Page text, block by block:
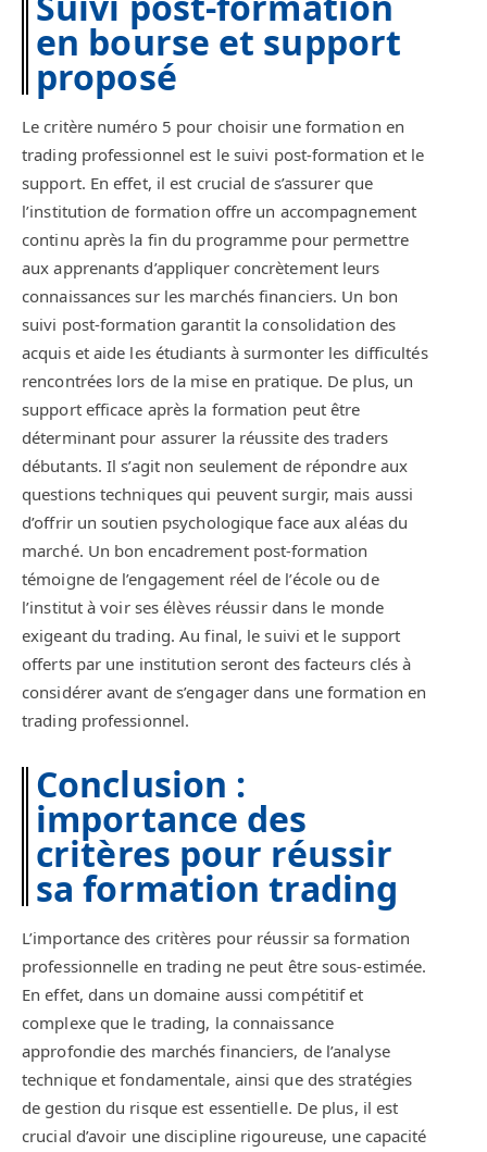
en bourse et support
proposé
Le critère numéro 5 pour choisir une formation en
trading professionnel est le suivi post-formation et le
support. En effet, il est crucial de s’assurer que
l’institution de formation offre un accompagnement
continu après la fin du programme pour permettre
aux apprenants d’appliquer concrètement leurs
connaissances sur les marchés financiers. Un bon
suivi post-formation garantit la consolidation des
acquis et aide les étudiants à surmonter les difficultés
rencontrées lors de la mise en pratique. De plus, un
support efficace après la formation peut être
déterminant pour assurer la réussite des traders
débutants. Il s’agit non seulement de répondre aux
questions techniques qui peuvent surgir, mais aussi
d’offrir un soutien psychologique face aux aléas du
marché. Un bon encadrement post-formation
témoigne de l’engagement réel de l’école ou de
l’institut à voir ses élèves réussir dans le monde
exigeant du trading. Au final, le suivi et le support
offerts par une institution seront des facteurs clés à
considérer avant de s’engager dans une formation en
trading professionnel.
Conclusion :
importance des
critères pour réussir
sa formation trading
L’importance des critères pour réussir sa formation
professionnelle en trading ne peut être sous-estimée.
En effet, dans un domaine aussi compétitif et
complexe que le trading, la connaissance
approfondie des marchés financiers, de l’analyse
technique et fondamentale, ainsi que des stratégies
de gestion du risque est essentielle. De plus, il est
crucial d’avoir une discipline rigoureuse, une capacité